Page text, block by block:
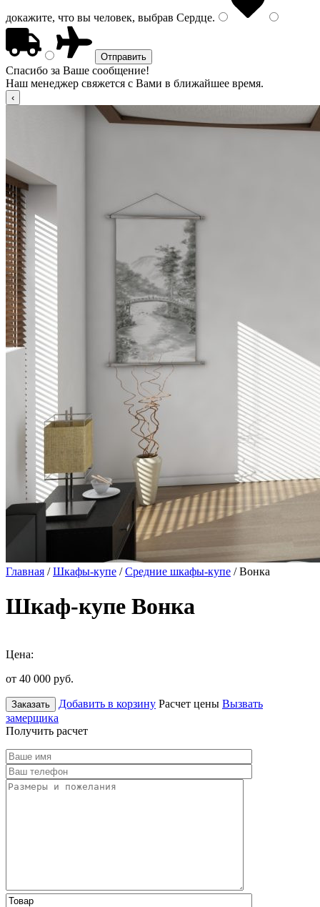
докажите, что вы человек, выбрав Сердце.
Спасибо за Ваше сообщение!
Наш менеджер свяжется с Вами в ближайшее время.
Главная /Шкафы-купе /Средние шкафы-купе / Вонка
Шкаф-купе Вонка
Цена:
от 40 000 руб.
Заказать Добавить в корзину Расчет цены Вызвать
замерщика
Получить расчет